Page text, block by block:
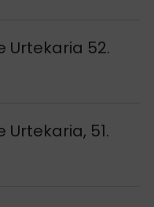
Urtekaria 52.
Urtekaria, 51.